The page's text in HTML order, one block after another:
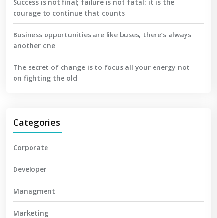
Success is not final; failure is not fatal: it is the
courage to continue that counts
Business opportunities are like buses, there’s always
another one
The secret of change is to focus all your energy not
on fighting the old
Categories
Corporate
Developer
Managment
Marketing